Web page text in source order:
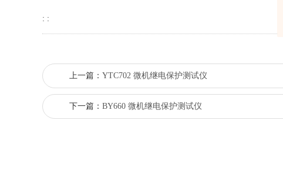
: :
上一篇： YTC702 微机继电保护测试仪
下一篇： BY660 微机继电保护测试仪